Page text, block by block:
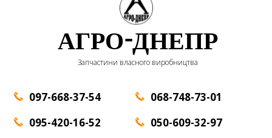
АГРО-ДНЕПР
Запчастини власного виробництва
097-668-37-54
095-420-16-52
068-748-73-01
050-609-32-97